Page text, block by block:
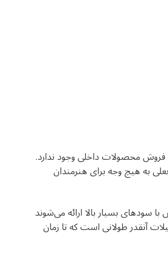
فروش محصولات داخلی وجود ندارد.
به هیچ وجه برای هنرمندان
سودهای بسیار بالا ارائه می‌شوند
آنقدر طولانی است که تا زمان